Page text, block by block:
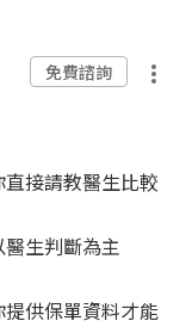
免費諮詢
接請教醫生比較
生判斷為主
供保單資料才能